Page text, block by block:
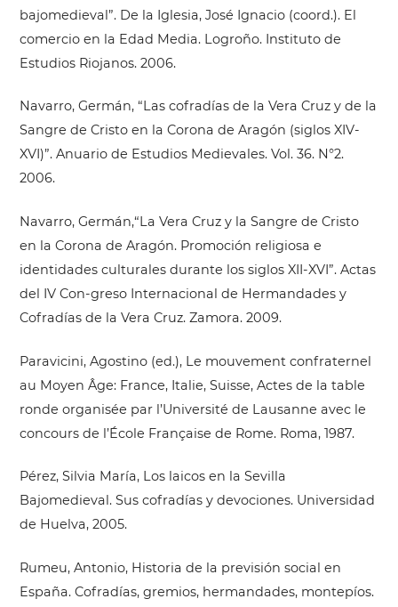
bajomedieval”. De la Iglesia, José Ignacio (coord.). El
comercio en la Edad Media. Logroño. Instituto de
Estudios Riojanos. 2006.
Navarro, Germán, “Las cofradías de la Vera Cruz y de la
Sangre de Cristo en la Corona de Aragón (siglos XIV-
XVI)”. Anuario de Estudios Medievales. Vol. 36. N°2.
2006.
Navarro, Germán,“La Vera Cruz y la Sangre de Cristo
en la Corona de Aragón. Promoción religiosa e
identidades culturales durante los siglos XII-XVI”. Actas
del IV Con-greso Internacional de Hermandades y
Cofradías de la Vera Cruz. Zamora. 2009.
Paravicini, Agostino (ed.), Le mouvement confraternel
au Moyen Âge: France, Italie, Suisse, Actes de la table
ronde organisée par l’Université de Lausanne avec le
concours de l’École Française de Rome. Roma, 1987.
Pérez, Silvia María, Los laicos en la Sevilla
Bajomedieval. Sus cofradías y devociones. Universidad
de Huelva, 2005.
Rumeu, Antonio, Historia de la previsión social en
España. Cofradías, gremios, hermandades, montepíos.